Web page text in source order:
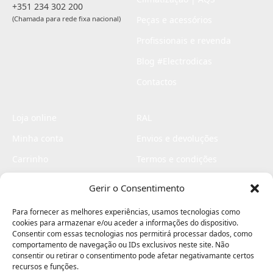
Gerir o Consentimento
Para fornecer as melhores experiências, usamos tecnologias como
cookies para armazenar e/ou aceder a informações do dispositivo.
Consentir com essas tecnologias nos permitirá processar dados, como
comportamento de navegação ou IDs exclusivos neste site. Não
consentir ou retirar o consentimento pode afetar negativamante certos
recursos e funções.
+351 234 302 200
(Chamada para rede fixa nacional)
Livro de elogios